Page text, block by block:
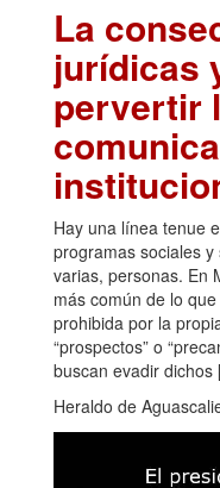
La
jurídicas
pervertir
Hay una línea tenue
programas sociales
varias, personas. En
más común de lo
prohibida por la
“prospectos” o
buscan evadir
Heraldo de